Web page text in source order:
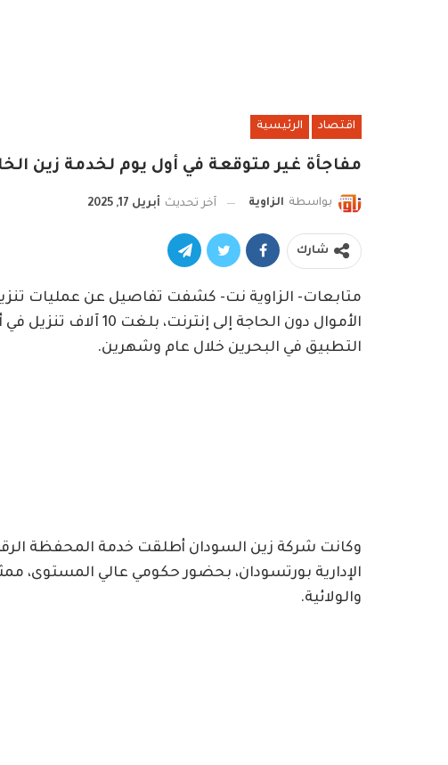
اقتصاد الرئيسية
مفاجأة غير متوقعة في أول يوم لخدمة زين
بواسطة الزاوية آخر تحديث أبريل 17, 2025
شارك
الأموال دون الحاجة إلى
التطبيق في البحرين خلال عام وشهرين.
الإدارية بورتسودان، بحضور حكومي عالي المستوى،
والولائية.